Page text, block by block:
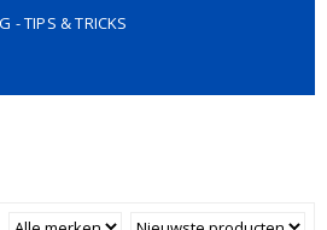
- TIPS & TRICKS